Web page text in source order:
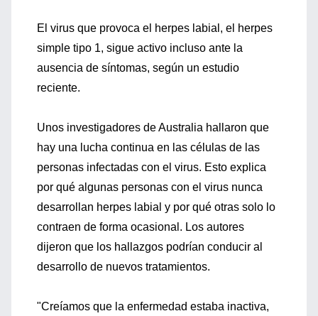
El virus que provoca el herpes labial, el herpes
simple tipo 1, sigue activo incluso ante la
ausencia de síntomas, según un estudio
reciente.
Unos investigadores de Australia hallaron que
hay una lucha continua en las células de las
personas infectadas con el virus. Esto explica
por qué algunas personas con el virus nunca
desarrollan herpes labial y por qué otras solo lo
contraen de forma ocasional. Los autores
dijeron que los hallazgos podrían conducir al
desarrollo de nuevos tratamientos.
"Creíamos que la enfermedad estaba inactiva,